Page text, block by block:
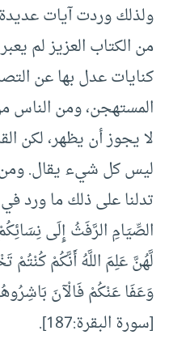
ولذلك وردت آيات
من الكتاب العزيز لم
كنايات عدل بها عن
المستهجن، ومن الناس
لا يجوز أن يظهر، لكن
ليس كل شيء يقال. ومن
تدلنا على ذلك ما ورد
الصِّيَامِ الرَّفَثُ إِلَى
لَّهُنَّ عَلِمَ اللَّهُ أَنَّكُمْ
وَعَفَا عَنْكُمْ فَالْآنَ
[سورة البقرة:187].